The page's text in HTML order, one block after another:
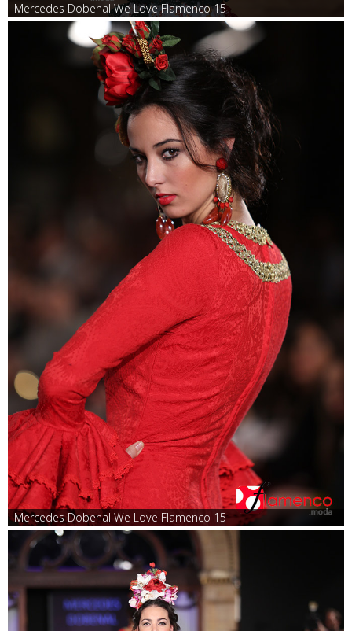
Mercedes Dobenal We Love Flamenco 15
Mercedes Dobenal We Love Flamenco 15